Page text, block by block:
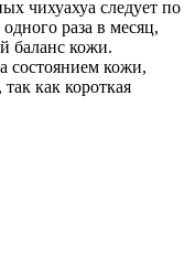
чихуахуа следует по
раза в месяц,
баланс кожи.
состоянием кожи,
как короткая